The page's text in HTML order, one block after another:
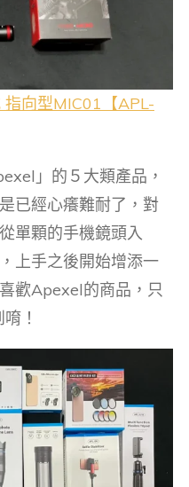
向型MIC01【APL-
」的５大類產品，
已經心癢難耐了，對
單顆的手機鏡頭入
上手之後開始增添一
歡Apexel的商品，只
！